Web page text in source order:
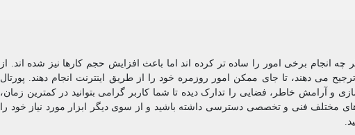
انجام برخی امور را ساده تر کرده اند اما باعث افزایش حجم کارها نیز شده اند. از
می دهند، تا جای ممکن امور روزمره خود را از طریق اینترنت انجام دهند. پورتال
و آرامش خاطر، فضایی را تدارک دیده تا شما کاربر گرامی بتوانید در کمترین زمان،
مختلف فنی و تخصصی دسترسی داشته باشید و از سوی دیگر ابزار مورد نیاز خود را